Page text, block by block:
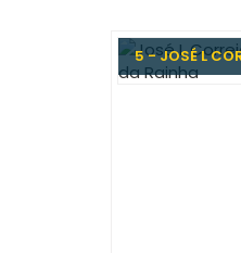
5 - JOSÉ L